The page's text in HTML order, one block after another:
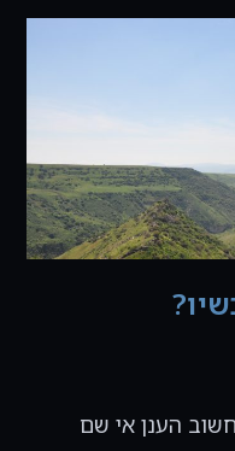
הענן אי שם